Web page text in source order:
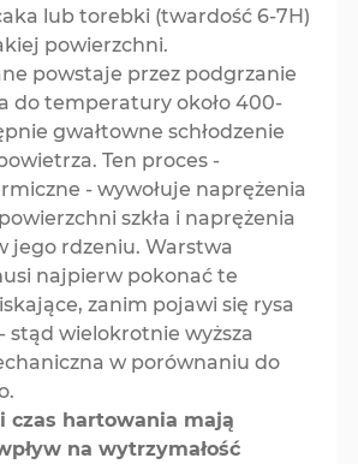
lub torebki (twardość 6-7H)
powierzchni.
powstaje przez podgrzanie
do temperatury około 400-
gwałtowne schłodzenie
Ten proces -
- wywołuje naprężenia
szkła i naprężenia
jego rdzeniu. Warstwa
najpierw pokonać te
zanim pojawi się rysa
stąd wielokrotnie wyższa
w porównaniu do
czas hartowania mają
na wytrzymałość